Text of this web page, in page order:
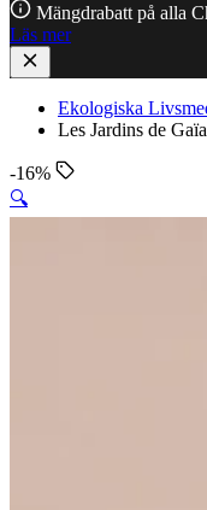
Mängdrabatt på alla
Läs mer
Ekologiska
Les Jardins de
-16%
🔍